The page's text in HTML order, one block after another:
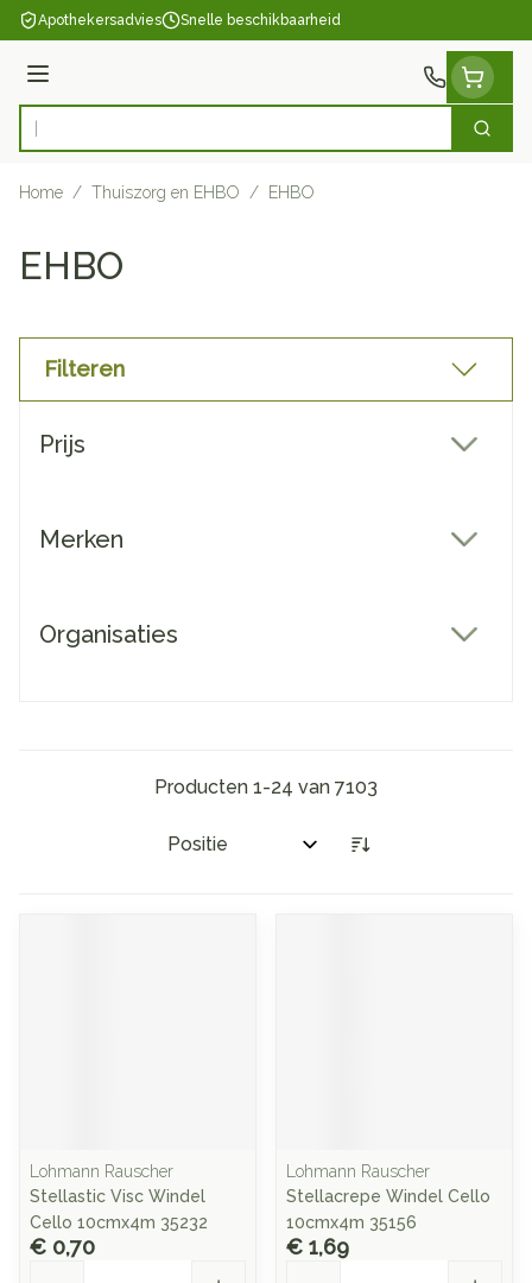
Ga naar de inhoud
Apothekersadvies Snelle beschikbaarheid
Menu
Product, merk, categorie... Zoek
Home / Thuiszorg en EHBO / EHBO
EHBO
Filteren
Prijs
Merken
Organisaties
Producten 1-24 van 7103
Sorteer op:
Lohmann Rauscher
Stellastic Visc Windel
Cello 10cmx4m 35232
€ 0,70
Lohmann Rauscher
Stellacrepe Windel Cello
10cmx4m 35156
€ 1,69